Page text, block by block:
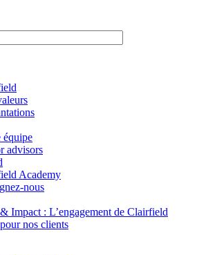
équipe
advisors
Academy
nous
Impact : L’engagement de Clairfield
nos clients